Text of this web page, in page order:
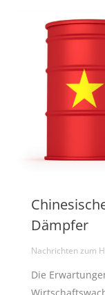
Dämpfer
Nachrichten zum
Die